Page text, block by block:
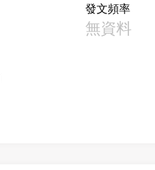
發文頻率
無資料